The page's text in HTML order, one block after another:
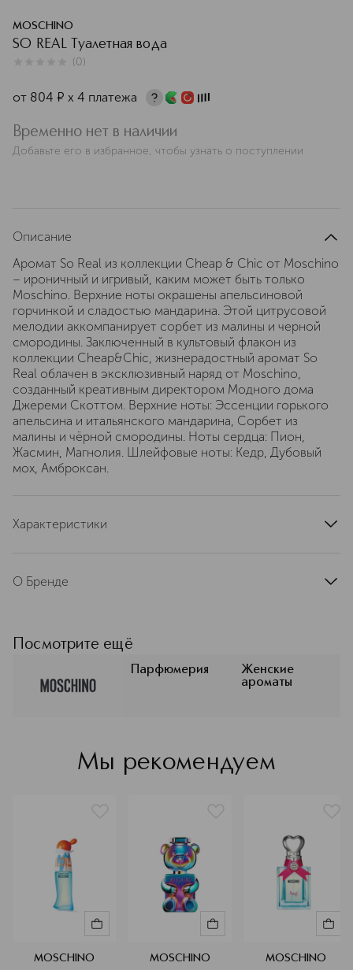
MOSCHINO
SO REAL Туалетная вода
(0)
от 804 ¤ х 4 платежа
Временно нет в наличии
Добавьте его в избранное, чтобы узнать о поступлении
Описание
Аромат So Real из коллекции Cheap & Chic от Moschino
– ироничный и игривый, каким может быть только
Moschino. Верхние ноты окрашены апельсиновой
горчинкой и сладостью мандарина. Этой цитрусовой
мелодии аккомпанирует сорбет из малины и черной
смородины. Заключенный в культовый флакон из
коллекции Cheap&Chic, жизнерадостный аромат So
Real облачен в эксклюзивный наряд от Moschino,
созданный креативным директором Модного дома
Джереми Скоттом. Верхние ноты: Эссенции горького
апельсина и итальянского мандарина, Сорбет из
малины и чёрной смородины. Ноты сердца: Пион,
Жасмин, Магнолия. Шлейфовые ноты: Кедр, Дубовый
мох, Амброксан.
Характеристики
верхние ноты
горький апельсин, мандарин, черная смородина
О Бренде
1983 г. кутюрье Франко Москино,
чей экстравагантный, ироничный
стиль стал символом озорства и
эпатажа в индустрии моды и
Посмотрите ещё
Парфюмерия
Женские
ароматы
Мы рекомендуем
MOSCHINO MOSCHINO MOSCHINO